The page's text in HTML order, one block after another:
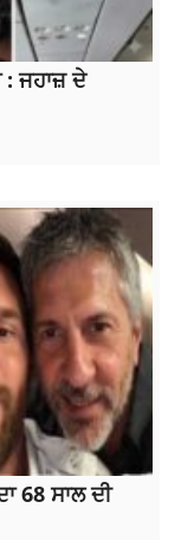
ਜਹਾਜ਼ ਦੇ
68 ਸਾਲ ਦੀ